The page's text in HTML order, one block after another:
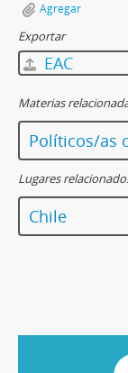
Agregar
Exportar
EAC
Materias
Políticos/as
Lugares
Chile